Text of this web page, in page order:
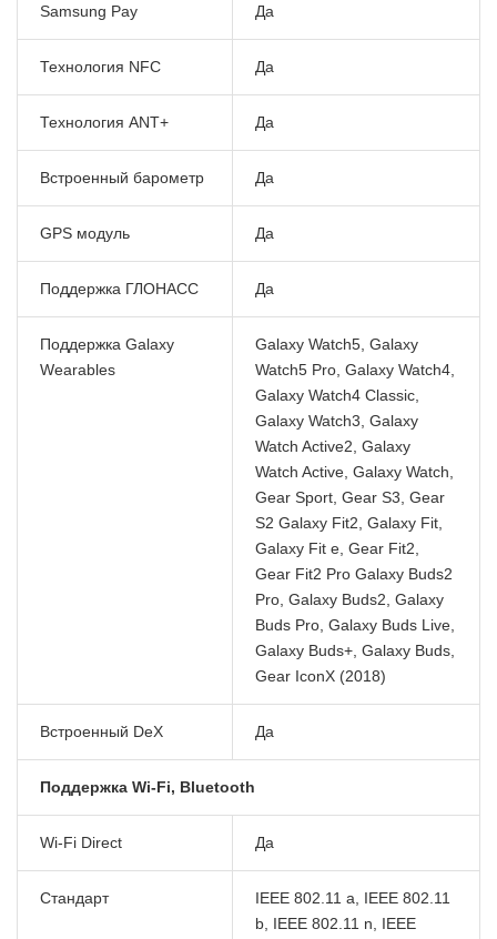
Samsung Pay Да
Технология NFC Да
Технология ANT+ Да
Встроенный барометр Да
GPS модуль Да
Поддержка ГЛОНАСС Да
Поддержка Galaxy
Wearables
Galaxy Watch5, Galaxy
Watch5 Pro, Galaxy Watch4,
Galaxy Watch4 Classic,
Galaxy Watch3, Galaxy
Watch Active2, Galaxy
Watch Active, Galaxy Watch,
Gear Sport, Gear S3, Gear
S2 Galaxy Fit2, Galaxy Fit,
Galaxy Fit e, Gear Fit2,
Gear Fit2 Pro Galaxy Buds2
Pro, Galaxy Buds2, Galaxy
Buds Pro, Galaxy Buds Live,
Galaxy Buds+, Galaxy Buds,
Gear IconX (2018)
Встроенный DeX Да
Поддержка Wi-Fi, Bluetooth
Wi-Fi Direct Да
Стандарт
IEEE 802.11 a, IEEE 802.11
b, IEEE 802.11 n, IEEE